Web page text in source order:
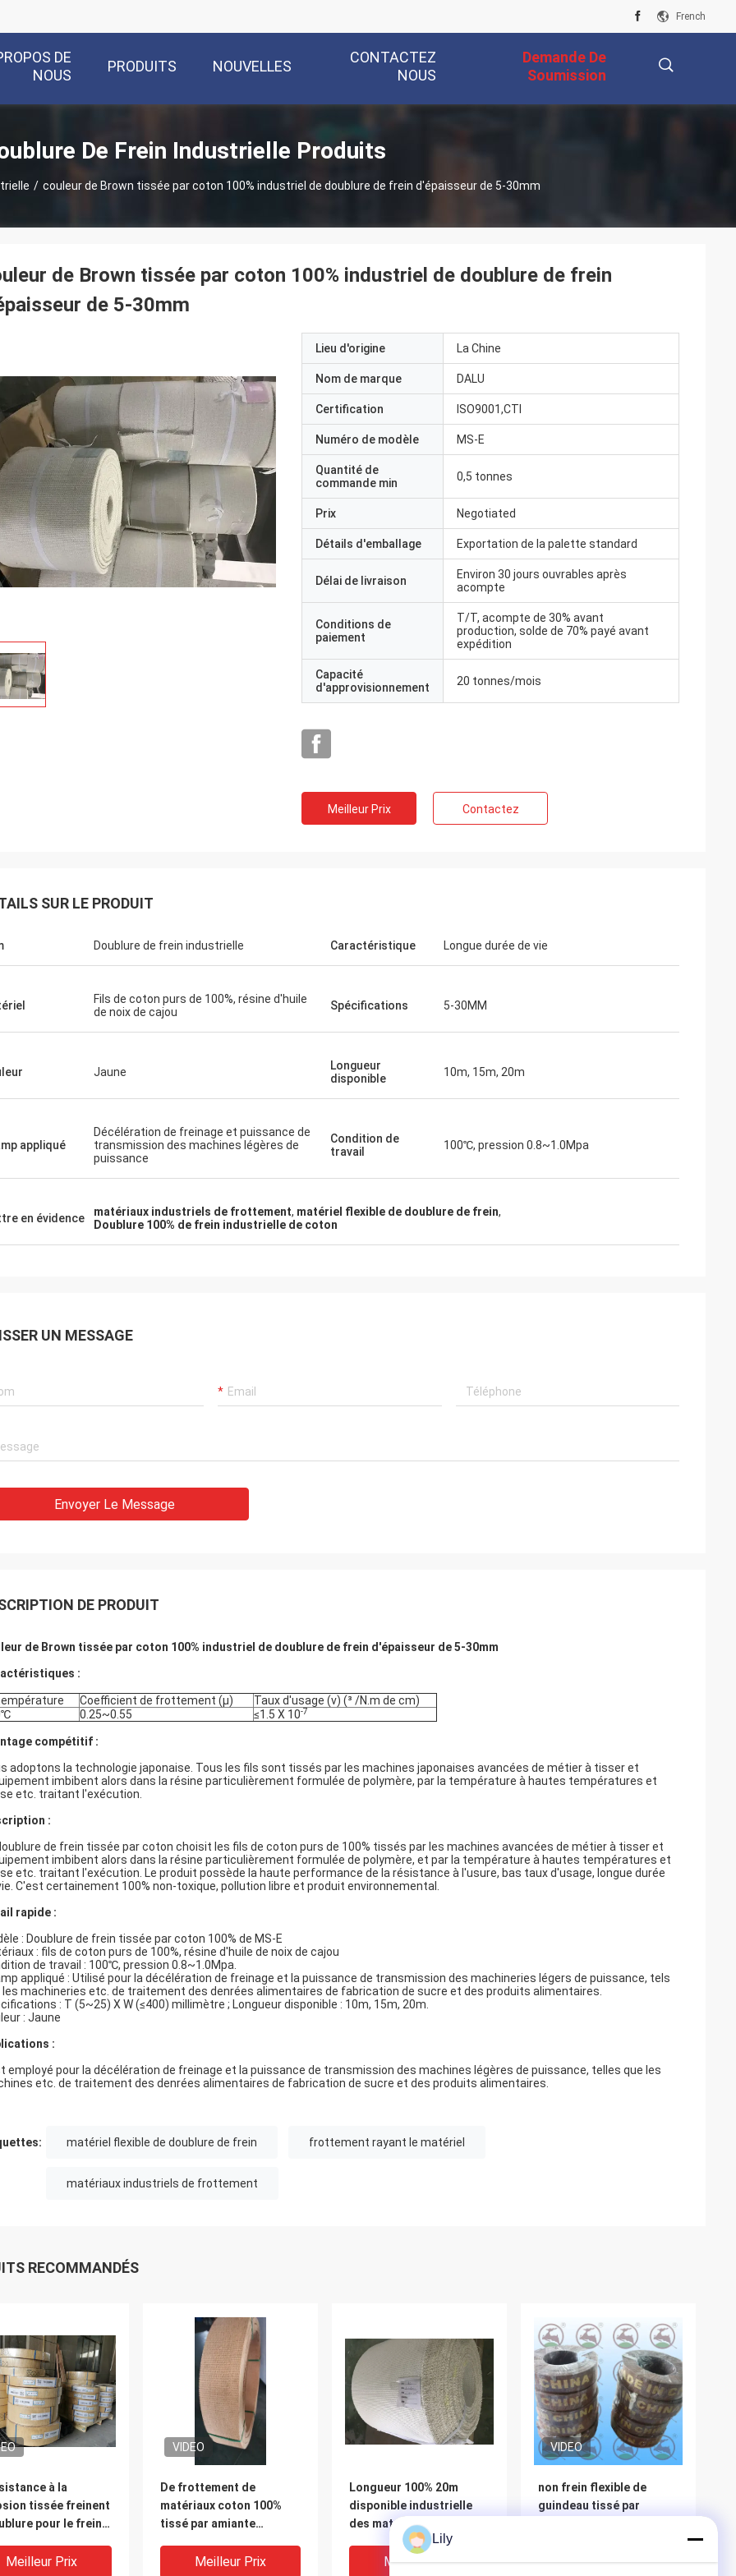
French
DE
NOUS
PRODUITS NOUVELLES
CONTACTEZ
NOUS
Demande De
Soumission
De Frein Industrielle Produits
/ couleur de Brown tissée par coton 100% industriel de doublure de frein d'épaisseur de 5-30mm
M. Chay
est usine très bonne. La qualité
coûtée » dite. Le lis est
à la communication et au
commercial de support et très
de Brown tissée par coton 100% industriel de doublure de frein
de 5-30mm
Lieu d'origine La Chine
Nom de marque DALU
Certification ISO9001,CTI
Numéro de modèle MS-E
Quantité de
commande min
0,5 tonnes
Prix Negotiated
Détails d'emballage Exportation de la palette standard
Délai de livraison
Environ 30 jours ouvrables après
acompte
Conditions de
paiement
T/T, acompte de 30% avant
production, solde de 70% payé avant
expédition
Capacité
d'approvisionnement
20 tonnes/mois
Meilleur Prix Contactez
SUR LE PRODUIT
Doublure de frein industrielle Caractéristique Longue durée de vie
Fils de coton purs de 100%, résine d'huile
de noix de cajou
Spécifications 5-30MM
Jaune
Longueur
disponible
10m, 15m, 20m
appliqué
Décélération de freinage et puissance de
transmission des machines légères de
puissance
Condition de
travail
100℃, pression 0.8~1.0Mpa
en évidence matériaux industriels de frottement, matériel flexible de doublure de frein,
Doublure 100% de frein industrielle de coton
UN MESSAGE
Envoyer Le Message
DE PRODUIT
de Brown tissée par coton 100% industriel de doublure de frein d'épaisseur de 5-30mm
:
Coefficient de frottement (μ)
Taux d'usage (v) (³ /N.m de cm)
0.25~0.55 ≤1.5 X 10-7
compétitif :
adoptons la technologie japonaise. Tous les fils sont tissés par les machines japonaises avancées de métier à tisser et
imbibent alors dans la résine particulièrement formulée de polymère, par la température à hautes températures et
etc. traitant l'exécution.
:
de frein tissée par coton choisit les fils de coton purs de 100% tissés par les machines avancées de métier à tisser et
imbibent alors dans la résine particulièrement formulée de polymère, et par la température à hautes températures et
etc. traitant l'exécution. Le produit possède la haute performance de la résistance à l'usure, bas taux d'usage, longue durée
C'est certainement 100% non-toxique, pollution libre et produit environnemental.
rapide :
: Doublure de frein tissée par coton 100% de MS-E
: fils de coton purs de 100%, résine d'huile de noix de cajou
de travail : 100℃, pression 0.8~1.0Mpa.
appliqué : Utilisé pour la décélération de freinage et la puissance de transmission des machineries légers de puissance, tels
les machineries etc. de traitement des denrées alimentaires de fabrication de sucre et des produits alimentaires.
: T (5~25) X W (≤400) millimètre ; Longueur disponible : 10m, 15m, 20m.
: Jaune
:
employé pour la décélération de freinage et la puissance de transmission des machines légères de puissance, telles que les
etc. de traitement des denrées alimentaires de fabrication de sucre et des produits alimentaires.
matériel flexible de doublure de frein frottement rayant le matériel
matériaux industriels de frottement
RECOMMANDÉS
à la
tissée freinent
pour le frein
Meilleur Prix
VIDEO
De frottement de
matériaux coton 100%
tissé par amiante
frein nonMeilleur Prix
Longueur 100% 20m
disponible industrielle
des matériaux 10m 15m
de frottement de coton
Meilleur Prix
VIDEO
non frein flexible de
guindeau tissé par
doublure de frein
Meilleur Prix
Lily